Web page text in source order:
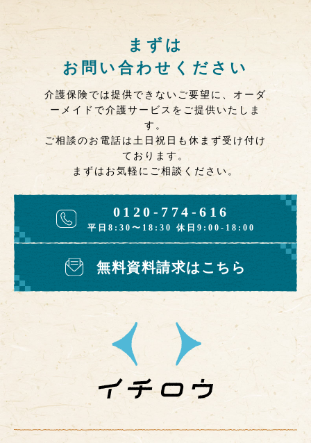
まずは
お問い合わせください
介護保険では提供できないご要望に、オーダ
ーメイドで介護サービスをご提供いたしま
す。
ご相談のお電話は土日祝日も休まず受け付け
ております。
まずはお気軽にご相談ください。
0120-774-616
平日8:30〜18:30 休日9:00-18:00
無料資料請求はこちら